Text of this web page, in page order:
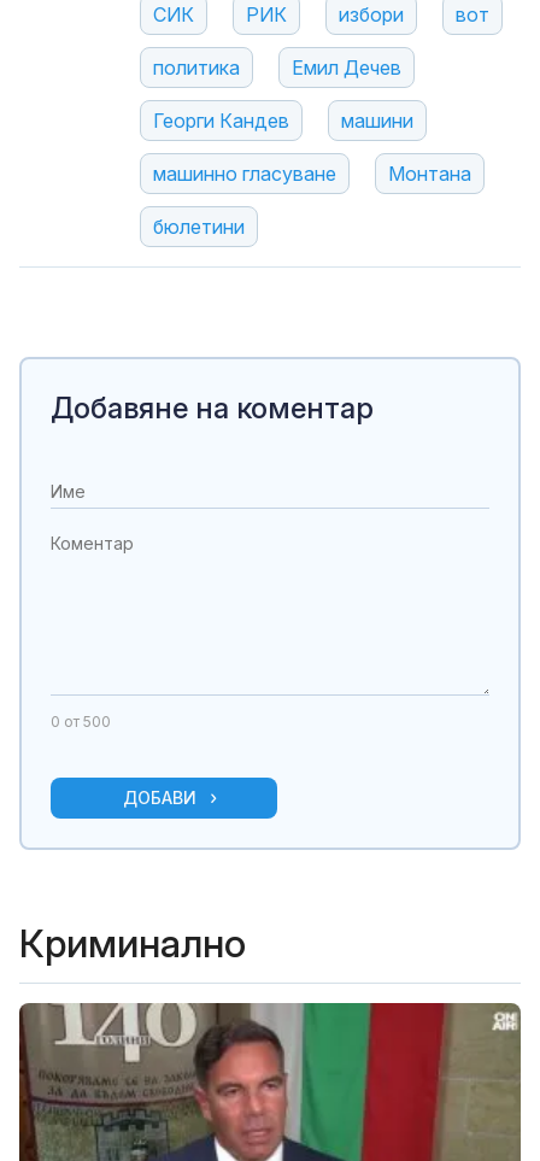
СИК РИК избори вот
политика Емил Дечев
Георги Кандев машини
машинно гласуване Монтана
бюлетини
Добавяне на коментар
0 от 500
ДОБАВИ
Криминално